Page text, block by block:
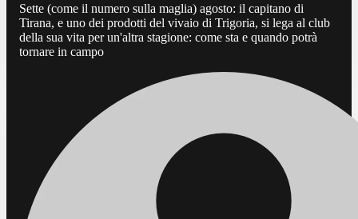
Sette (come il numero sulla maglia) agosto: il capitano di
Tirana, e uno dei prodotti del vivaio di Trigoria, si lega al club
della sua vita per un'altra stagione: come sta e quando potrà
tornare in campo